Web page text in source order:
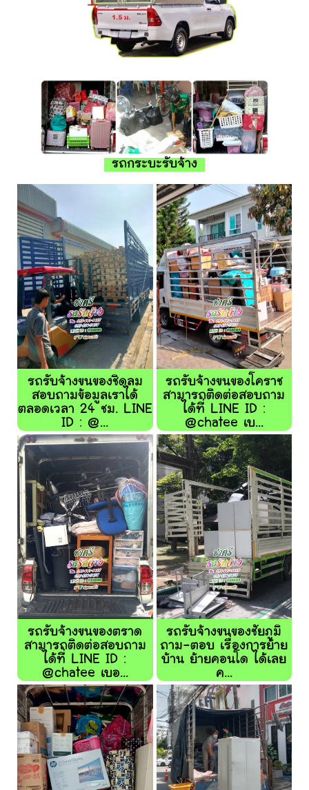
รถกระบะรับจ้าง
รถรับจ้างขนของชิดลม
สอบถามข้อมูลเราได้
ตลอดเวลา 24 ชม. LINE
ID : @...
รถรับจ้างขนของโคราช
สามารถติดต่อสอบถาม
ได้ที่ LINE ID :
@chatee เบ...
รถรับจ้างขนของตราด
สามารถติดต่อสอบถาม
ได้ที่ LINE ID :
@chatee เบอ...
รถรับจ้างขนของชัยภูมิ
ถาม-ตอบ เรื่องการย้าย
บ้าน ย้ายคอนโด ได้เลย
ค...